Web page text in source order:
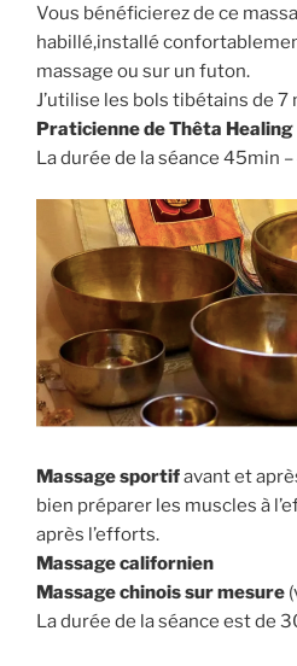
Vous bénéficierez de ce
habillé,installé
massage ou sur un futon.
J’utilise les bols tibétains de 7
Praticienne de Thêta Healing
La durée de la séance 45min
Massage sportifavant et
bien préparer les muscles à
après l’efforts.
Massage californien
Massage chinois sur mesure
La durée de la séance est de